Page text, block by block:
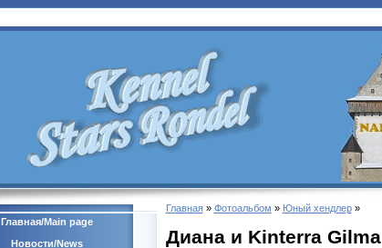
Главная/Main page
Новости/News
Главная» Фотоальбом » Юный хендлер»
Диана и Kinterra Gilma